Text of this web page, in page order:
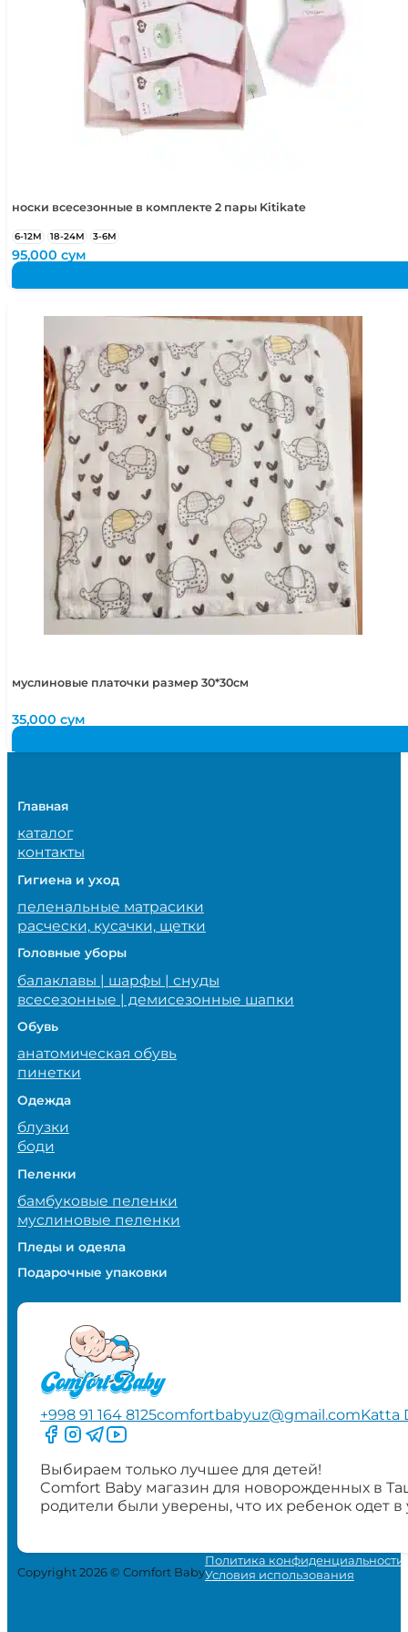
носки всесезонные в комплекте 2 пары Kitikate
6-12М 18-24М 3-6М
95,000сум
муслиновые платочки размер 30*30см
35,000сум
Главная
каталог
контакты
Гигиена и уход
пеленальные матрасики
расчески, кусачки, щетки
Головные уборы
балаклавы | шарфы | снуды
всесезонные | демисезонные шапки
Обувь
анатомическая обувь
пинетки
Одежда
блузки
боди
Пеленки
бамбуковые пеленки
муслиновые пеленки
Пледы и одеяла
Подарочные упаковки
+998 91 164 8125comfortbabyuz@gmail.comKatta
Следите за нами на Facebook
Следите за нами в Instagram
Следите за нами в Telegram
Следите за нами в YouTube
Выбираем только лучшее для детей!
Comfort Baby магазин для новорожденных в
родители были уверены, что их ребенок одет
Copyright 2026 © Comfort Baby
Политика конфиденциальности
Условия использования